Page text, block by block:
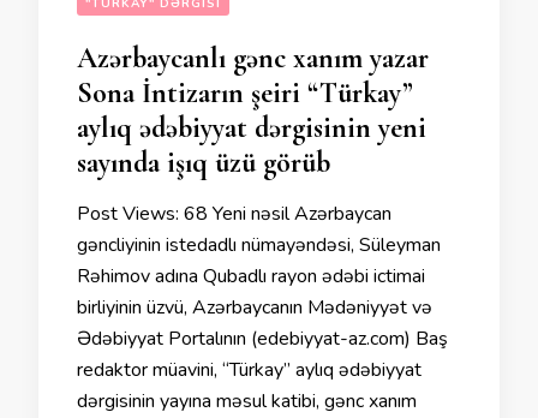
"TÜRKAY" DƏRGISI
Azərbaycanlı gənc xanım yazar
Sona İntizarın şeiri “Türkay”
aylıq ədəbiyyat dərgisinin yeni
sayında işıq üzü görüb
Post Views: 68 Yeni nəsil Azərbaycan
gəncliyinin istedadlı nümayəndəsi, Süleyman
Rəhimov adına Qubadlı rayon ədəbi ictimai
birliyinin üzvü, Azərbaycanın Mədəniyyət və
Ədəbiyyat Portalının (edebiyyat-az.com) Baş
redaktor müavini, “Türkay” aylıq ədəbiyyat
dərgisinin yayına məsul katibi, gənc xanım